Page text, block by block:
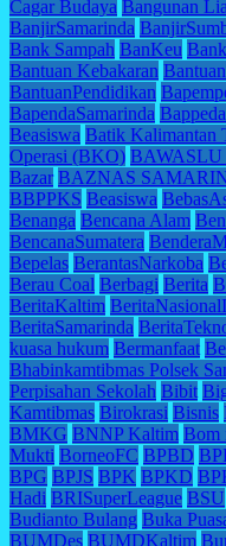
Cagar Budaya Bangunan
BanjirSamarinda
Bank Sampah BanKeu
Bantuan Kebakaran
BantuanPendidikan
BapendaSamarinda
Beasiswa Batik Kalimantan
Operasi (BKO)
Bazar BAZNAS
BBPPKS Beasiswa
Benanga Bencana Alam
BencanaSumatera
Bepelas BerantasNarkoba
Berau Coal Berbagi Berita
BeritaKaltim
BeritaSamarinda
kuasa hukum Bermanfaat
Bhabinkamtibmas Polsek
Perpisahan Sekolah Bibit
Kamtibmas Birokrasi Bisnis
BMKG BNNP Kaltim Bom
Mukti BorneoFC BPBD
BPG BPJS BPK BPKD
Hadi BRISuperLeague BSU
Budianto Bulang Buka
BUMDes BUMDKaltim